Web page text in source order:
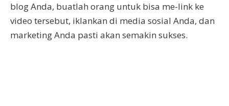
blog Anda, buatlah orang untuk bisa me-link ke
video tersebut, iklankan di media sosial Anda, dan
marketing Anda pasti akan semakin sukses.